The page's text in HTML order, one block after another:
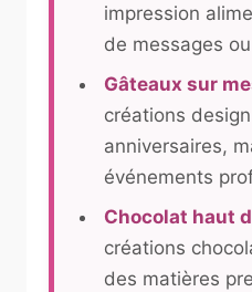
impression
de messages
Gâteaux sur
créations
anniversaires,
événements
Chocolat haut
créations
des matières